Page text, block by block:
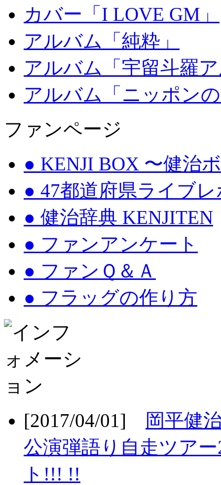
カバー「I LOVE GM」
アルバム「純粋」
アルバム「宇留斗羅
アルバム「ニッポン
ファンページ
● KENJI BOX 〜健治
● 47都道府県ライブ
● 健治辞典 KENJITEN
● ファンアンケート
● ファンＱ＆Ａ
● フラッグの作り方
[2017/04/01]
岡平健
公演弾語り自走ツア
ト!!! !!